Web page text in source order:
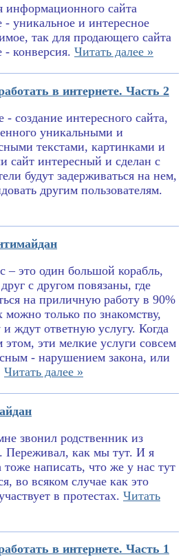
информационного сайта
- уникальное и интересное
так для продающего сайта
- конверсия. Читать далее »
в интернете. Часть 2
- создание интересного сайта,
уникальными и
текстами, картинками и
сайт интересный и сделан с
будут задерживаться на нем,
другим пользователям.
– это один большой корабль,
друг с другом повязаны, где
на приличную работу в 90%
можно только по знакомству,
и ждут ответную услугу. Когда
эти мелкие услуги совсем
- нарушением закона, или
Читать далее »
звонил родственник из
Переживал, как мы тут. И я
написать, что же у нас тут
во всяком случае как это
в протестах. Читать
в интернете. Часть 1